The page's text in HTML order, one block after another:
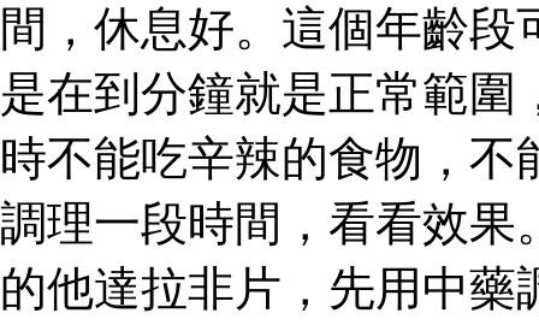
間，休息好。這個年齡
是在到分鐘就是正常範
時不能吃辛辣的食物，
調理一段時間，看看效果
的他達拉非片，先用中